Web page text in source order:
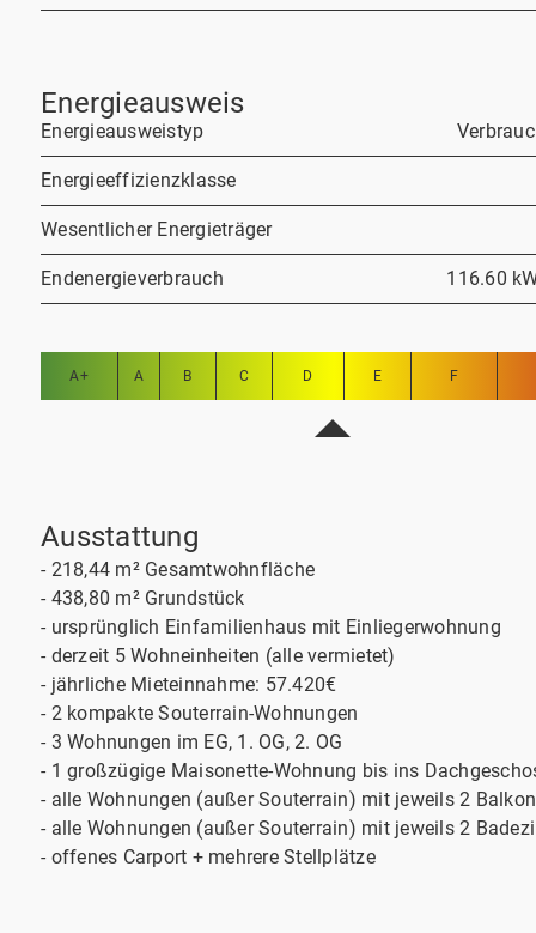
Energieausweis
Energieausweistyp
Energieeffizienzklasse
Wesentlicher Energieträger
Endenergieverbrauch 116.60
A+ A B C D E F
Ausstattung
- 218,44 m² Gesamtwohnfläche
- 438,80 m² Grundstück
- ursprünglich Einfamilienhaus mit Einliegerwohnung
- derzeit 5 Wohneinheiten (alle vermietet)
- jährliche Mieteinnahme: 57.420€
- 2 kompakte Souterrain-Wohnungen
- 3 Wohnungen im EG, 1. OG, 2. OG
- 1 großzügige Maisonette-Wohnung bis ins
- alle Wohnungen (außer Souterrain) mit jeweils 2
- alle Wohnungen (außer Souterrain) mit jeweils 2
- offenes Carport + mehrere Stellplätze